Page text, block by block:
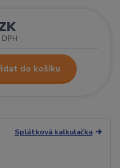
do košíku
Splátková kalkulačka